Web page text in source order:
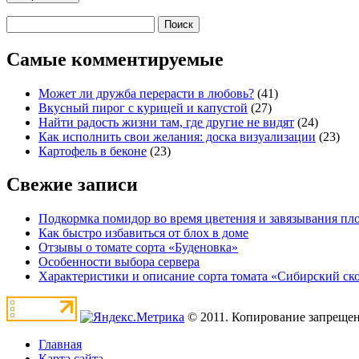
Самые комментируемые
Может ли дружба перерасти в любовь? (41)
Вкусный пирог с курицей и капустой (27)
Найти радость жизни там, где другие не видят (24)
Как исполнить свои желания: доска визуализации (23)
Картофель в беконе (23)
Свежие записи
Подкормка помидор во время цветения и завязывания
Как быстро избавиться от блох в доме
Отзывы о томате сорта «Буденовка»
Особенности выбора сервера
Характеристики и описание сорта томата «Сибирский
© 2011. Копирование
Главная